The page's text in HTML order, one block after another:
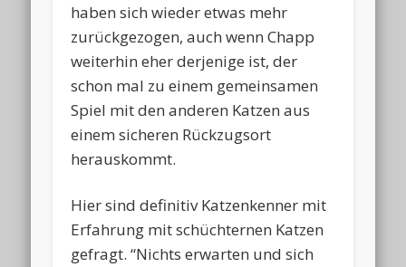
haben sich wieder etwas mehr
zurückgezogen, auch wenn Chapp
weiterhin eher derjenige ist, der
schon mal zu einem gemeinsamen
Spiel mit den anderen Katzen aus
einem sicheren Rückzugsort
herauskommt.
Hier sind definitiv Katzenkenner mit
Erfahrung mit schüchternen Katzen
gefragt. “Nichts erwarten und sich